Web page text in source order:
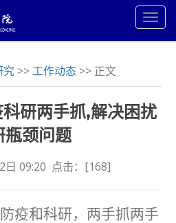
究 >>工作动态 >> 正文
研两手抓,解决困扰
瓶颈问题
日 09:20 点击：[168]
疫和科研，两手抓两手